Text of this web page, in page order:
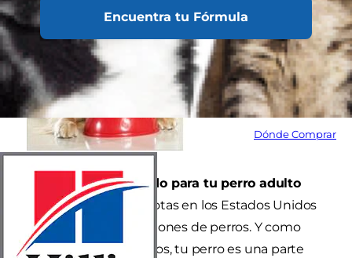
Encuentra tu Fórmula
Dónde Comprar
El alimento adecuado para tu perro adulto
Los dueños de mascotas en los Estados Unidos
tienen más de 57 millones de perros. Y como
otros dueños de perros, tu perro es una parte